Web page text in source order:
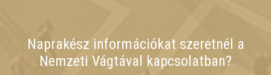
Naprakész információkat szeretnél a
Nemzeti Vágtával kapcsolatban?